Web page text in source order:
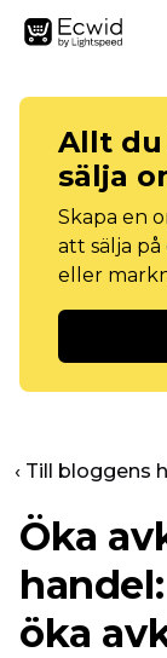
Allt
sälja
Skapa en
att sälja
eller
‹ Till bloggens
Öka
öka